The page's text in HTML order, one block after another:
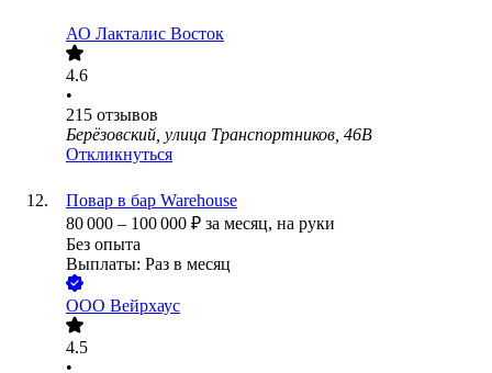
АО Лакталис Восток
4.6
•
215 отзывов
Берёзовский, улица Транспортников, 46В
Откликнуться
Повар в бар Warehouse
80 000 – 100 000 ₽ за месяц, на руки
Без опыта
Выплаты: Раз в месяц
ООО Вейрхаус
4.5
•